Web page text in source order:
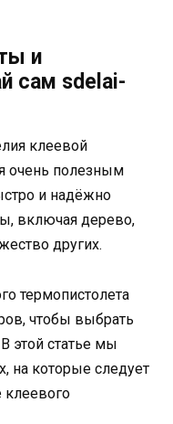
и
сам sdelai-
клеевой
очень полезным
и надёжно
включая дерево,
других.
термопистолета
чтобы выбрать
этой статье мы
на которые следует
клеевого